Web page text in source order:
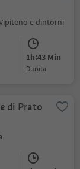
Vipiteno e dintorni
1h:43 Min
durata
di Prato